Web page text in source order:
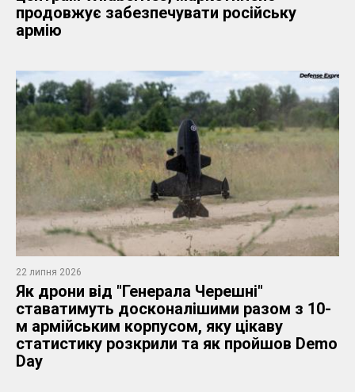
продовжує забезпечувати російську
армію
22 липня 2026
Як дрони від "Генерала Черешні"
ставатимуть досконалішими разом з 10-
м армійським корпусом, яку цікаву
статистику розкрили та як пройшов Demo
Day